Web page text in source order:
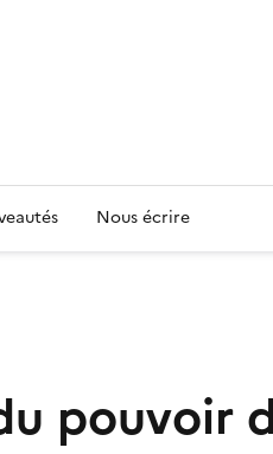
Nous écrire
pouvoir